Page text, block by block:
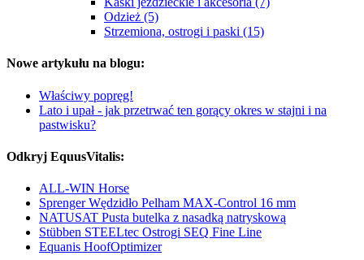
Odzież (5)
Strzemiona, ostrogi i paski (15)
Nowe artykułu na blogu:
Właściwy popręg!
Lato i upał - jak przetrwać ten gorący okres w stajni i na
pastwisku?
Odkryj EquusVitalis:
ALL-WIN Horse
Sprenger Wędzidło Pelham MAX-Control 16 mm
NATUSAT Pusta butelka z nasadką natryskową
Stübben STEELtec Ostrogi SEQ Fine Line
Equanis HoofOptimizer